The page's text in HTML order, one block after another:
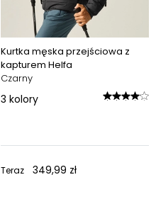
Kurtka męska przejściowa z
kapturem Helfa
Czarny
3 kolory
Teraz 349,99 zł